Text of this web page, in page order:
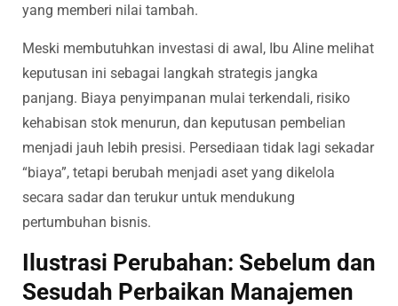
yang memberi nilai tambah.
Meski membutuhkan investasi di awal, Ibu Aline melihat
keputusan ini sebagai langkah strategis jangka
panjang. Biaya penyimpanan mulai terkendali, risiko
kehabisan stok menurun, dan keputusan pembelian
menjadi jauh lebih presisi. Persediaan tidak lagi sekadar
“biaya”, tetapi berubah menjadi aset yang dikelola
secara sadar dan terukur untuk mendukung
pertumbuhan bisnis.
Ilustrasi Perubahan: Sebelum dan
Sesudah Perbaikan Manajemen